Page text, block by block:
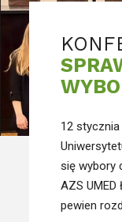
12
się wybory
AZS
pewien